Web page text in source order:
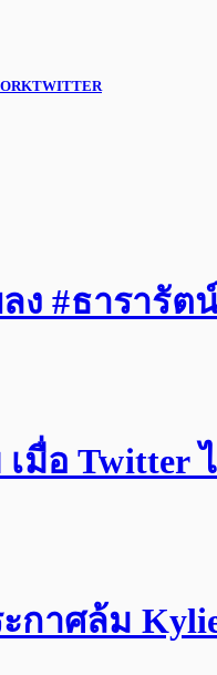
TWITTER
ง #ธารารัต
มื่อ Twitter
กาศล้ม